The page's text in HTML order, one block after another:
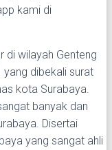
kami di
di wilayah Genteng
dibekali surat
kota Surabaya.
banyak dan
Disertai
yang sangat ahli